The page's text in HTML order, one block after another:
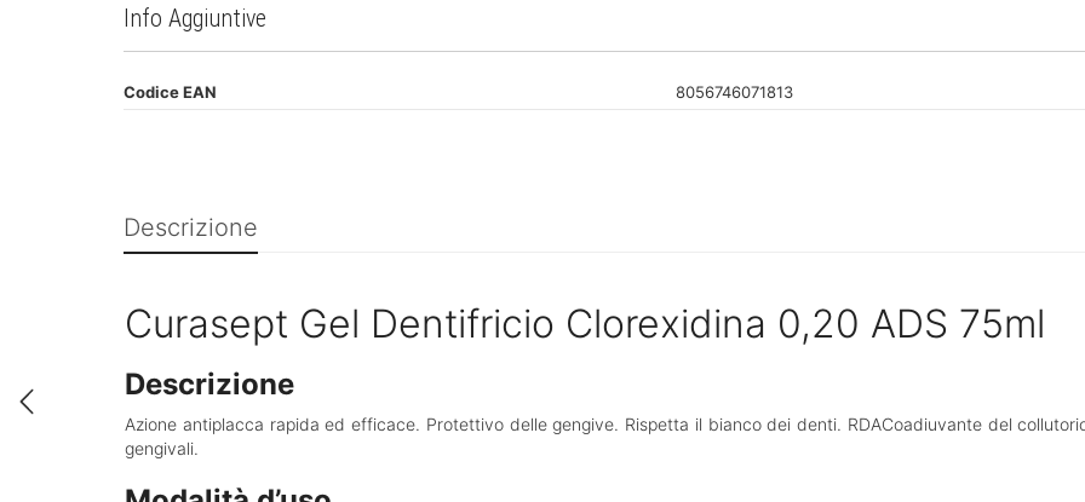
Info Aggiuntive
Codice EAN 8056746071813
Descrizione
Curasept Gel Dentifricio Clorexidina 0,20 ADS 75ml
Descrizione
Azione antiplacca rapida ed efficace. Protettivo delle gengive. Rispetta il bianco dei denti. RDACoadiuvante del
gengivali.